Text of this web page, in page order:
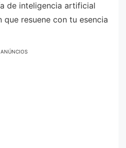
de inteligencia artificial
que resuene con tu esencia
ANÚNCIOS